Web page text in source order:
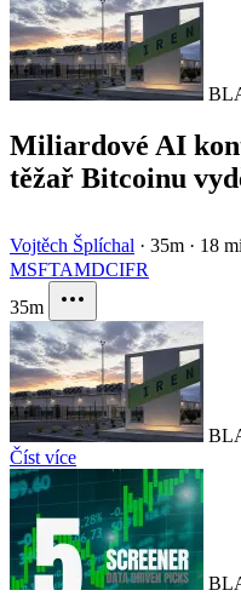
Miliardové AI
těžař Bitcoinu
Vojtěch Šplíchal · 35m · 18
MSFTAMDCIFR
35m
Číst více